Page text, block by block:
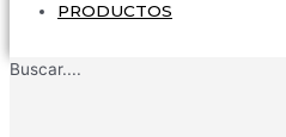
PRODUCTOS
Buscar....